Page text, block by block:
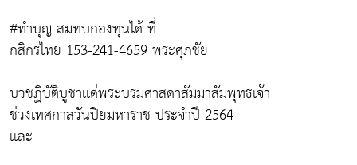
#ทำบุญ สมทบกองทุนได้ ที่
กสิกรไทย 153-241-4659 พระศุภชัย
บวชฏิบัติบูชาเเด่พระบรมศาสดาสัมมาสัมพุทธเจ้า
ช่วงเทศกาลวันปิยมหาราช ประจำปี 2564
เเละ